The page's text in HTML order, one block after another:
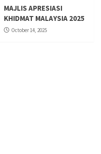
MAJLIS APRESIASI
KHIDMAT MALAYSIA 2025
October 14, 2025